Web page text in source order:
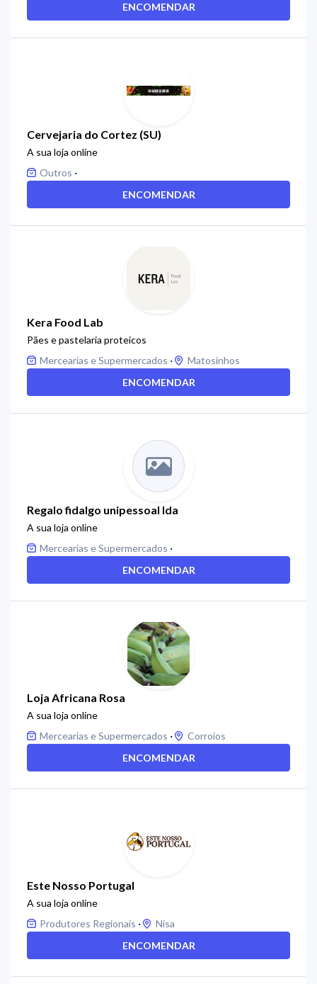
ENCOMENDAR
Cervejaria do Cortez (SU)
A sua loja online
Outros ·
ENCOMENDAR
Kera Food Lab
Pães e pastelaria proteicos
Mercearias e Supermercados ·
Matosinhos
ENCOMENDAR
Regalo fidalgo unipessoal lda
A sua loja online
Mercearias e Supermercados ·
ENCOMENDAR
Loja Africana Rosa
A sua loja online
Mercearias e Supermercados ·
Corroios
ENCOMENDAR
Este Nosso Portugal
A sua loja online
Produtores Regionais ·
Nisa
ENCOMENDAR